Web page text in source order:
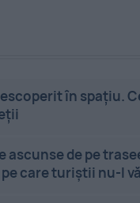
în spațiu.
ascunse de pe
care turiștii nu-l